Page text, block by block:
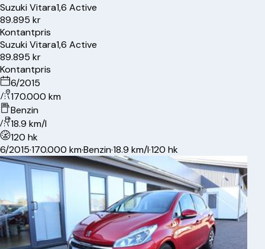
SuzukiVitara1,6 Active
89.895 kr
Kontantpris
SuzukiVitara1,6 Active
89.895 kr
Kontantpris
6/2015
170.000 km
Benzin
18.9 km/l
120 hk
6/2015·170.000 km·Benzin·18.9 km/l·120 hk